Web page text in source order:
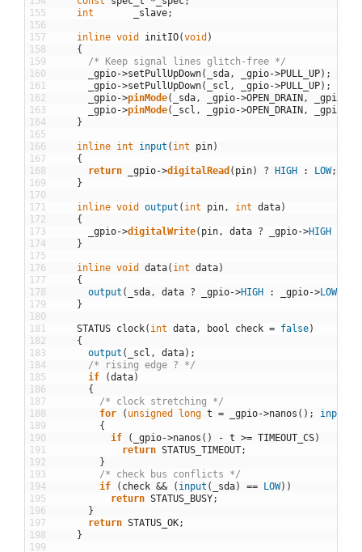
155
156
157
158
159
160
161
162
163
164
165
166
167
168
169
170
171
172
173
174
175
176
177
178
179
180
181
182
183
184
185
186
187
188
189
190
191
192
193
194
195
196
197
198
199
int
_slave;
inline void initIO(void )
{
/* Keep signal lines glitch-free */
_gpio->setPullUpDown( _sda , _gpio->PULL_UP) ;
_gpio->setPullUpDown( _scl , _gpio->PULL_UP) ;
_gpio->pinMode( _sda , _gpio->OPEN_DRAIN , _gpio
_gpio->pinMode( _scl , _gpio->OPEN_DRAIN , _gpio
}
inline int input ( int pin)
{
return
_gpio->digitalRead ( pin) ? HIGH : LOW;
}
inline void output ( int pin , int data)
{
_gpio->digitalWrite( pin , data ? _gpio->HIGH
}
inline void data( int data)
{
output ( _sda , data ? _gpio->HIGH : _gpio->LOW
}
STATUS clock( int data , bool check = false)
{
output ( _scl , data) ;
/* rising edge ? */
if
(data)
{
/* clock stretching */
for
( unsigned long t = _gpio->nanos ( ) ; input
{
if
( _gpio->nanos ( ) - t >= TIMEOUT_CS)
return STATUS_TIMEOUT;
}
/* check bus conflicts */
if
( check && ( input ( _sda) == LOW) )
return STATUS_BUSY;
}
return STATUS_OK;
}